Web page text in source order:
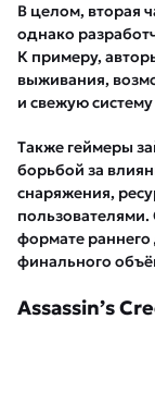
В целом, вторая
однако
К примеру,
выживания,
и свежую
Также геймеры
борьбой за
снаряжения,
формате
финального
Assassin’s